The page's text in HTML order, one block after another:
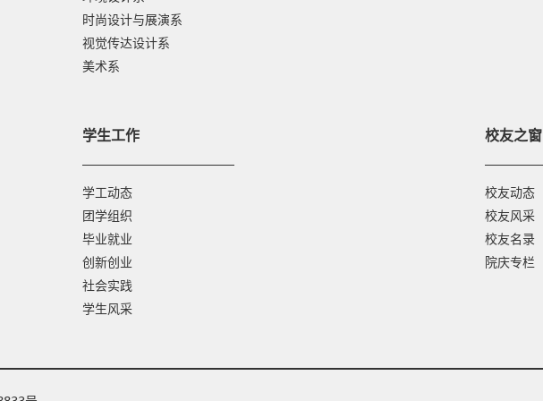
时尚设计与展演系
视觉传达设计系
美术系
学生工作
学工动态
团学组织
毕业就业
创新创业
社会实践
学生风采
校友之窗
校友动态
校友风采
校友名录
院庆专栏